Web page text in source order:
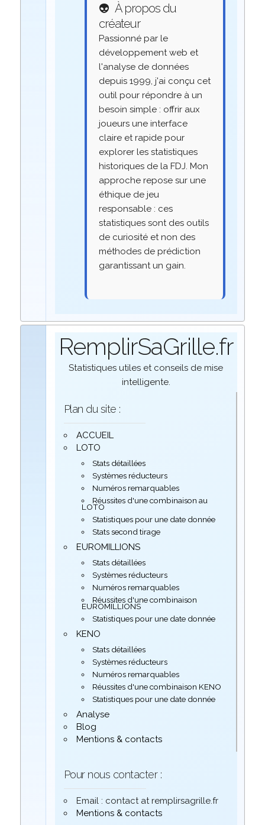
👽 À propos du
créateur
Passionné par le
développement web et
l'analyse de données
depuis 1999, j'ai conçu cet
outil pour répondre à un
besoin simple : offrir aux
joueurs une interface
claire et rapide pour
explorer les statistiques
historiques de la FDJ. Mon
approche repose sur une
éthique de jeu
responsable : ces
statistiques sont des outils
de curiosité et non des
méthodes de prédiction
garantissant un gain.
RemplirSaGrille.fr
Statistiques utiles et conseils de mise
intelligente.
Plan du site :
ACCUEIL
LOTO
Stats détaillées
Systèmes réducteurs
Numéros remarquables
Réussites d'une combinaison au
LOTO
Statistiques pour une date donnée
Stats second tirage
EUROMILLIONS
Stats détaillées
Systèmes réducteurs
Numéros remarquables
Réussites d'une combinaison
EUROMILLIONS
Statistiques pour une date donnée
KENO
Stats détaillées
Systèmes réducteurs
Numéros remarquables
Réussites d'une combinaison KENO
Statistiques pour une date donnée
Analyse
Blog
Mentions & contacts
Pour nous contacter :
Email : contact at remplirsagrille.fr
Mentions & contacts